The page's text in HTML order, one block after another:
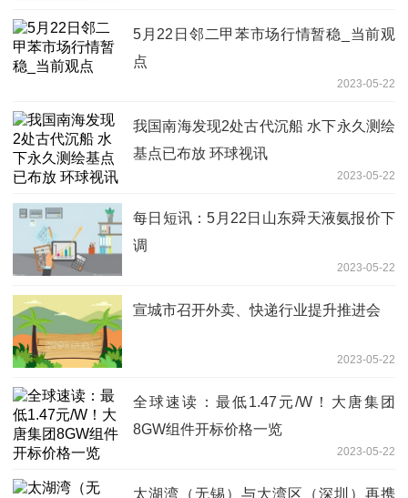
5月22日邻二甲苯市场行情暂稳_当前观
点
2023-05-22
我国南海发现2处古代沉船 水下永久测绘
基点已布放 环球视讯
2023-05-22
每日短讯：5月22日山东舜天液氨报价下
调
2023-05-22
宣城市召开外卖、快递行业提升推进会
2023-05-22
全球速读：最低1.47元/W！大唐集团
8GW组件开标价格一览
2023-05-22
太湖湾（无锡）与大湾区（深圳）再携